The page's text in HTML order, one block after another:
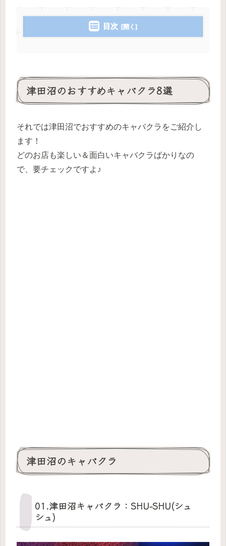
目次
津田沼のおすすめキャバクラ8選
それでは津田沼でおすすめのキャバクラをご紹介し
ます！
どのお店も楽しい＆面白いキャバクラばかりなの
で、要チェックですよ♪
津田沼のキャバクラ
01.津田沼キャバクラ：SHU-SHU(シュ
シュ)